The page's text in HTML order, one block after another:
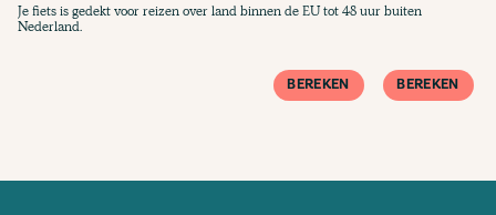
Je fiets is gedekt voor reizen over land binnen de EU tot 48 uur buiten
Nederland.
BEREKEN BEREKEN